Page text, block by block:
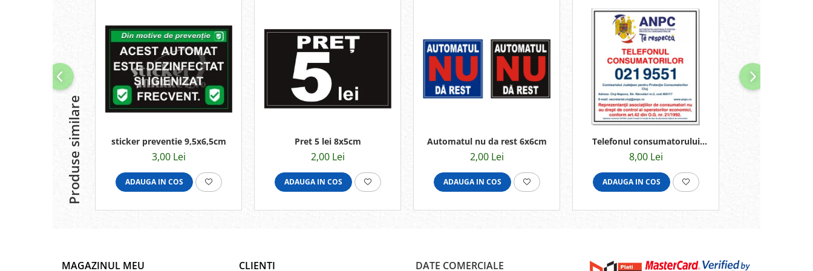
Produse similare sticker preventie 9,5x6,5cm
3,00 Lei
ADAUGA IN COS
Pret 5 lei 8x5cm
2,00 Lei
ADAUGA IN COS
Automatul nu da rest 6x6cm
2,00 Lei
ADAUGA IN COS
Telefonul consumatorului
13x12cm
8,00 Lei
ADAUGA IN COS
MAGAZINUL MEU CLIENTI DATE COMERCIALE